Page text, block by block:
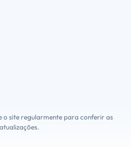
o site regularmente para conferir as
atualizações.